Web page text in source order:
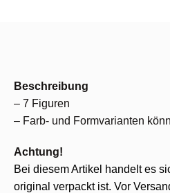
Beschreibung
– 7 Figuren
– Farb- und Formvarianten
Achtung!
Bei diesem Artikel handelt es
original verpackt ist. Vor